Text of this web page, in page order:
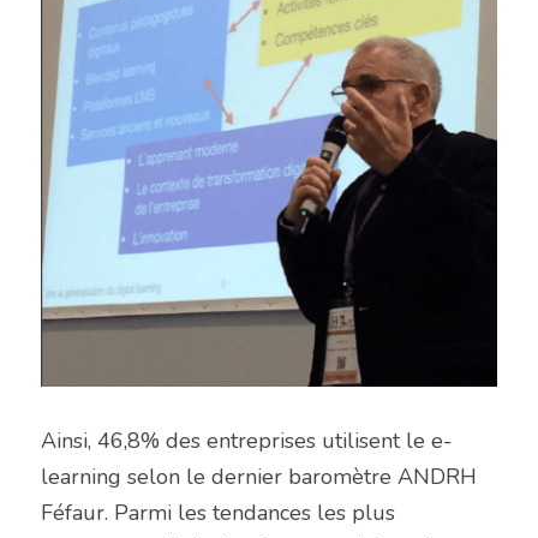
Ainsi, 46,8% des entreprises utilisent le e-
learning selon le dernier baromètre ANDRH
Féfaur. Parmi les tendances les plus